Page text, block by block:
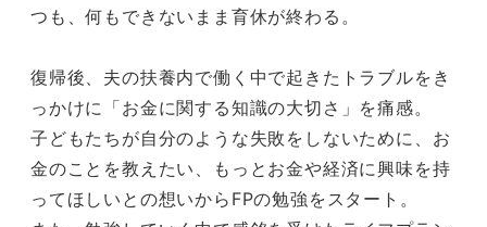
つも、何もできないまま育休が終わる。
復帰後、夫の扶養内で働く中で起きたトラブルをき
っかけに「お金に関する知識の大切さ」を痛感。
子どもたちが自分のような失敗をしないために、お
金のことを教えたい、もっとお金や経済に興味を持
ってほしいとの想いからFPの勉強をスタート。